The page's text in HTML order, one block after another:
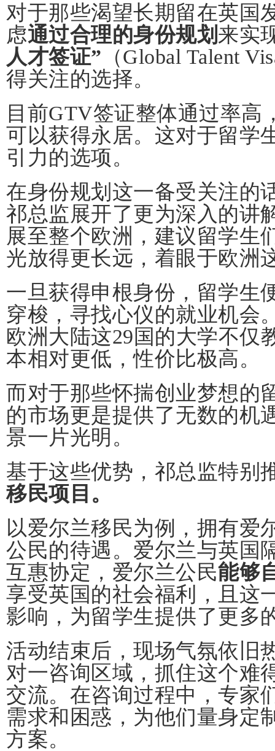
对于那些渴望长期留在英国
虑通过合理的身份规划 来实
人才签证” （Global Talent
得关注的选择。
目前GTV签证整体通过率高
可以获得永居。这对于留学
引力的选项。
在身份规划这一备受关注的
祁总监展开了更为深入的讲
展至整个欧洲，建议留学生
光放得更长远，着眼于欧洲
一旦获得申根身份，留学生
穿梭，寻找心仪的就业机会
欧洲大陆这29国的大学不仅
本相对更低，性价比极高。
而对于那些怀揣创业梦想的
的市场更是提供了无数的机
景一片光明。
基于这些优势，祁总监特别
移民项目。
以爱尔兰移民为例，拥有爱
公民的待遇。爱尔兰与英国
互惠协定，爱尔兰公民能够
享受英国的社会福利，且这
影响，为留学生提供了更多
活动结束后，现场气氛依旧
对一咨询区域，抓住这个难
交流。在咨询过程中，专家
需求和困惑，为他们量身定
方案。